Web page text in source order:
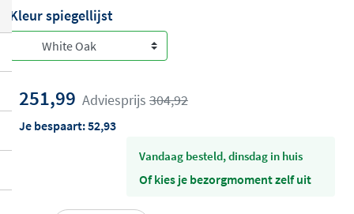
Kleur spiegellijst
251,99 Adviesprijs 304,92
Je bespaart:52,93
vandaag besteld, dinsdag in huis
Of kies je bezorgmoment zelf uit